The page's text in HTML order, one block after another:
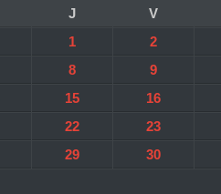
J V
1
2
8 9
15 16
22 23
29 30